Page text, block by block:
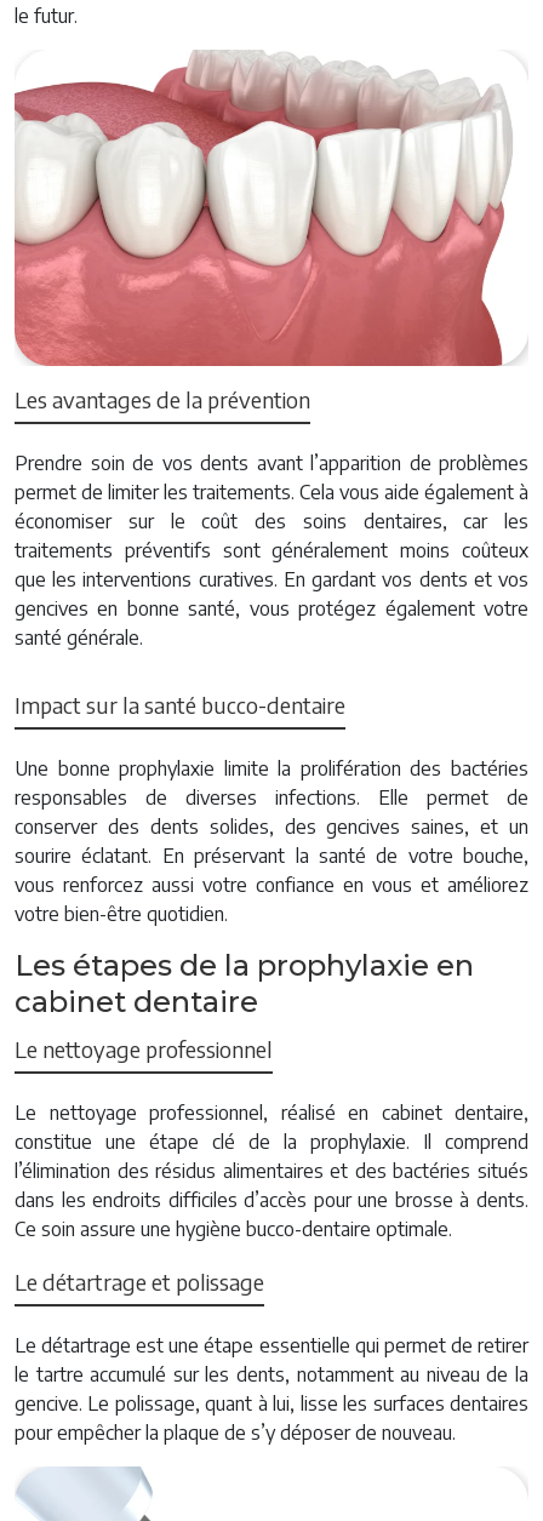
le futur.
Les avantages de la prévention
Prendre soin de vos dents avant l’apparition de problèmes
permet de limiter les traitements. Cela vous aide également à
économiser sur le coût des soins dentaires, car les
traitements préventifs sont généralement moins coûteux
que les interventions curatives. En gardant vos dents et vos
gencives en bonne santé, vous protégez également votre
santé générale.
Impact sur la santé bucco-dentaire
Une bonne prophylaxie limite la prolifération des bactéries
responsables de diverses infections. Elle permet de
conserver des dents solides, des gencives saines, et un
sourire éclatant. En préservant la santé de votre bouche,
vous renforcez aussi votre confiance en vous et améliorez
votre bien-être quotidien.
Les étapes de la prophylaxie en
cabinet dentaire
Le nettoyage professionnel
Le nettoyage professionnel, réalisé en cabinet dentaire,
constitue une étape clé de la prophylaxie. Il comprend
l’élimination des résidus alimentaires et des bactéries situés
dans les endroits difficiles d’accès pour une brosse à dents.
Ce soin assure une hygiène bucco-dentaire optimale.
Le détartrage et polissage
Le détartrage est une étape essentielle qui permet de retirer
le tartre accumulé sur les dents, notamment au niveau de la
gencive. Le polissage, quant à lui, lisse les surfaces dentaires
pour empêcher la plaque de s’y déposer de nouveau.